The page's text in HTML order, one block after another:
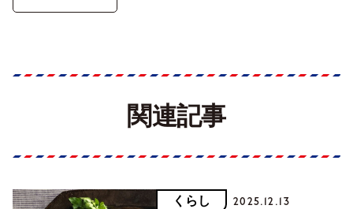
関連記事
くらし 2025.12.13